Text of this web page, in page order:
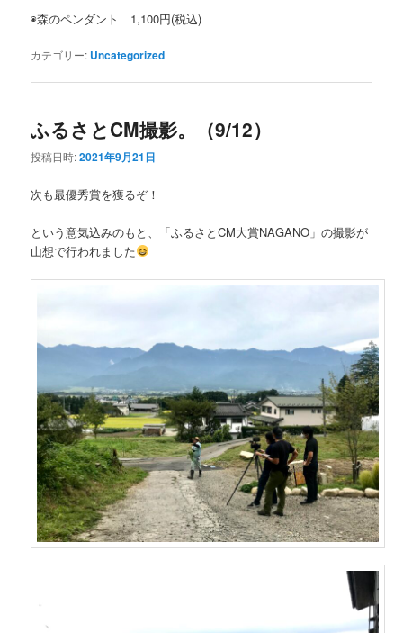
◉森のペンダント 1,100円(税込)
カテゴリー: Uncategorized
ふるさとCM撮影。（9/12）
投稿日時:2021年9月21日
次も最優秀賞を獲るぞ！
という意気込みのもと、「ふるさとCM大賞NAGANO」の撮影が
山想で行われました